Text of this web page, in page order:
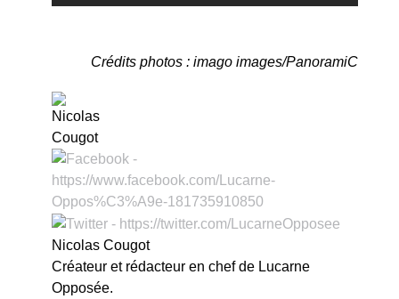
Crédits photos : imago images/PanoramiC
Nicolas Cougot
Créateur et rédacteur en chef de Lucarne
Opposée.